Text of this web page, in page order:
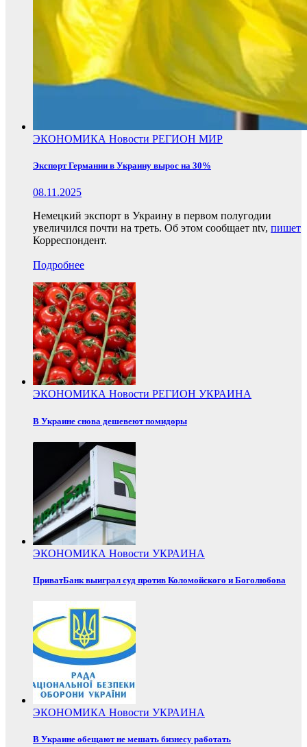
ЭКОНОМИКА Новости РЕГИОН МИР
Экспорт Германии в Украину вырос на 30%
08.11.2025
Немецкий экспорт в Украину в первом полугодии
увеличился почти на треть. Об этом сообщает ntv, пишет
Корреспондент.
Подробнее
ЭКОНОМИКА Новости РЕГИОН УКРАИНА
В Украине снова дешевеют помидоры
ЭКОНОМИКА Новости УКРАИНА
ПриватБанк выиграл суд против Коломойского и Боголюбова
ЭКОНОМИКА Новости УКРАИНА
В Украине обещают не мешать бизнесу работать